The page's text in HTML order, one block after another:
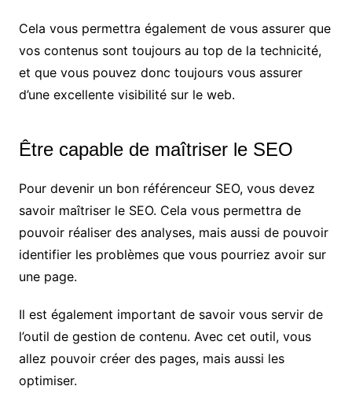
Cela vous permettra également de vous assurer que
vos contenus sont toujours au top de la technicité,
et que vous pouvez donc toujours vous assurer
d’une excellente visibilité sur le web.
Être capable de maîtriser le SEO
Pour devenir un bon référenceur SEO, vous devez
savoir maîtriser le SEO. Cela vous permettra de
pouvoir réaliser des analyses, mais aussi de pouvoir
identifier les problèmes que vous pourriez avoir sur
une page.
Il est également important de savoir vous servir de
l’outil de gestion de contenu. Avec cet outil, vous
allez pouvoir créer des pages, mais aussi les
optimiser.